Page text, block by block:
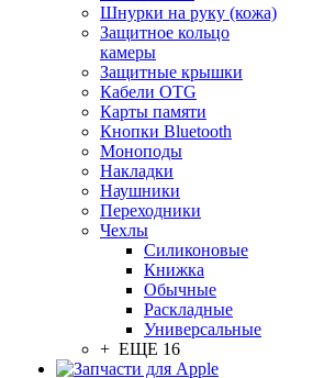
Шнурки на руку (кожа)
Защитное кольцо
камеры
Защитные крышки
Кабели OTG
Карты памяти
Кнопки Bluetooth
Моноподы
Накладки
Наушники
Переходники
Чехлы
Силиконовые
Книжка
Обычные
Раскладные
Универсальные
+ ЕЩЕ 16